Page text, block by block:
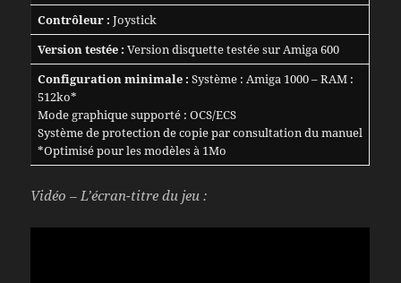
Contrôleur : Joystick
Version testée : Version disquette testée sur Amiga 600
Configuration minimale : Système : Amiga 1000 – RAM :
512ko*
Mode graphique supporté : OCS/ECS
Système de protection de copie par consultation du manuel
*Optimisé pour les modèles à 1Mo
Vidéo – L’écran-titre du jeu :